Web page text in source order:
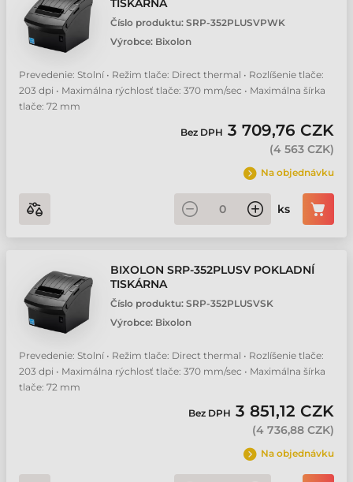
TISKÁRNA
Číslo produktu: SRP-352PLUSVPWK
Výrobce: Bixolon
Prevedenie: Stolní • Režim tlače: Direct thermal • Rozlíšenie tlače:
203 dpi • Maximálna rýchlosť tlače: 370 mm/sec • Maximálna šírka
tlače: 72 mm
Bez DPH 3 709,76 CZK
(4 563 CZK)
Na objednávku
ks
BIXOLON SRP-352PLUSV POKLADNÍ
TISKÁRNA
Číslo produktu: SRP-352PLUSVSK
Výrobce: Bixolon
Prevedenie: Stolní • Režim tlače: Direct thermal • Rozlíšenie tlače:
203 dpi • Maximálna rýchlosť tlače: 370 mm/sec • Maximálna šírka
tlače: 72 mm
Bez DPH 3 851,12 CZK
(4 736,88 CZK)
Na objednávku